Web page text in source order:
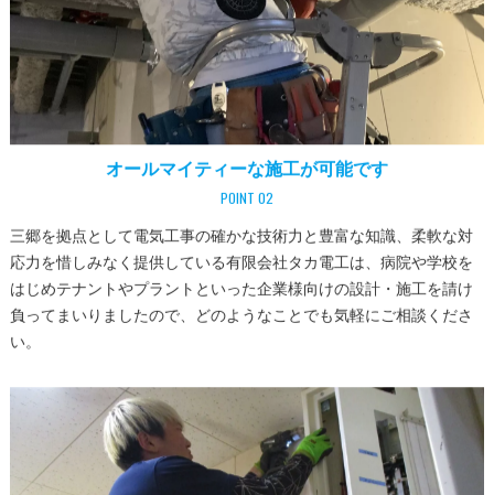
オールマイティーな施工が可能です
POINT 02
三郷を拠点として電気工事の確かな技術力と豊富な知識、柔軟な対
応力を惜しみなく提供している有限会社タカ電工は、病院や学校を
はじめテナントやプラントといった企業様向けの設計・施工を請け
負ってまいりましたので、どのようなことでも気軽にご相談くださ
い。